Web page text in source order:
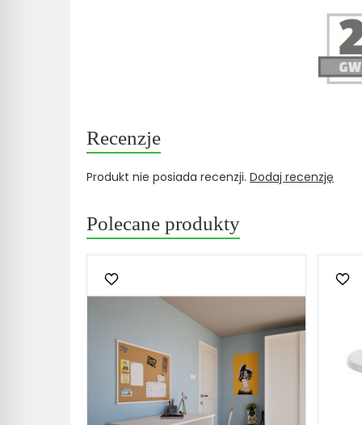
Recenzje
Produkt nie posiada recenzji. Dodaj recenzję
Polecane produkty